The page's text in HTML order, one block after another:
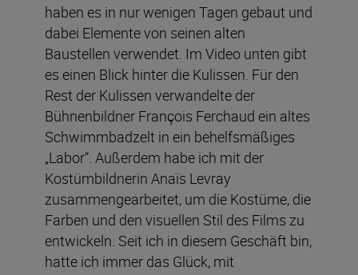
haben es in nur wenigen Tagen gebaut und
dabei Elemente von seinen alten
Baustellen verwendet. Im Video unten gibt
es einen Blick hinter die Kulissen. Für den
Rest der Kulissen verwandelte der
Bühnenbildner François Ferchaud ein altes
Schwimmbadzelt in ein behelfsmäßiges
„Labor“. Außerdem habe ich mit der
Kostümbildnerin Anaïs Levray
zusammengearbeitet, um die Kostüme, die
Farben und den visuellen Stil des Films zu
entwickeln. Seit ich in diesem Geschäft bin,
hatte ich immer das Glück, mit